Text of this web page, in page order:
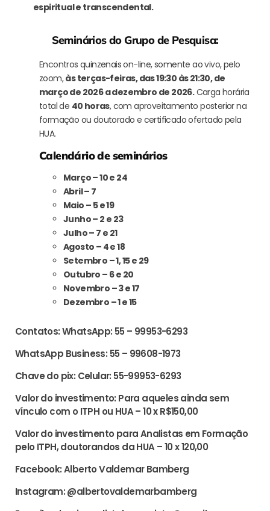
espiritual e transcendental.
Seminários do Grupo de Pesquisa:
Encontros quinzenais on-line, somente ao vivo, pelo
zoom,às terças-feiras, das 19:30 às 21:30, de
março de 2026 a dezembro de 2026.Carga horária
total de 40 horas, com aproveitamento posterior na
formação ou doutorado e certificado ofertado pela
HUA.
Calendário de seminários
Março – 10 e 24
Abril – 7
Maio – 5 e 19
Junho – 2 e 23
Julho – 7 e 21
Agosto – 4 e 18
Setembro – 1, 15 e 29
Outubro – 6 e 20
Novembro – 3 e 17
Dezembro – 1 e 15
Contatos: WhatsApp: 55 – 99953-6293
WhatsApp Business: 55 – 99608-1973
Chave do pix: Celular: 55-99953-6293
Valor do investimento: Para aqueles ainda sem
vínculo com o ITPH ou HUA – 10 x R$150,00
Valor do investimento para Analistas em Formação
pelo ITPH, doutorandos da HUA – 10 x 120,00
Facebook: Alberto Valdemar Bamberg
Instagram: @albertovaldemarbamberg